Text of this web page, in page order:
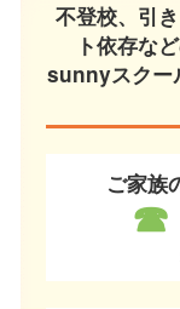
不登校、引
ト依存な
sunnyスクー
ご家族
☎